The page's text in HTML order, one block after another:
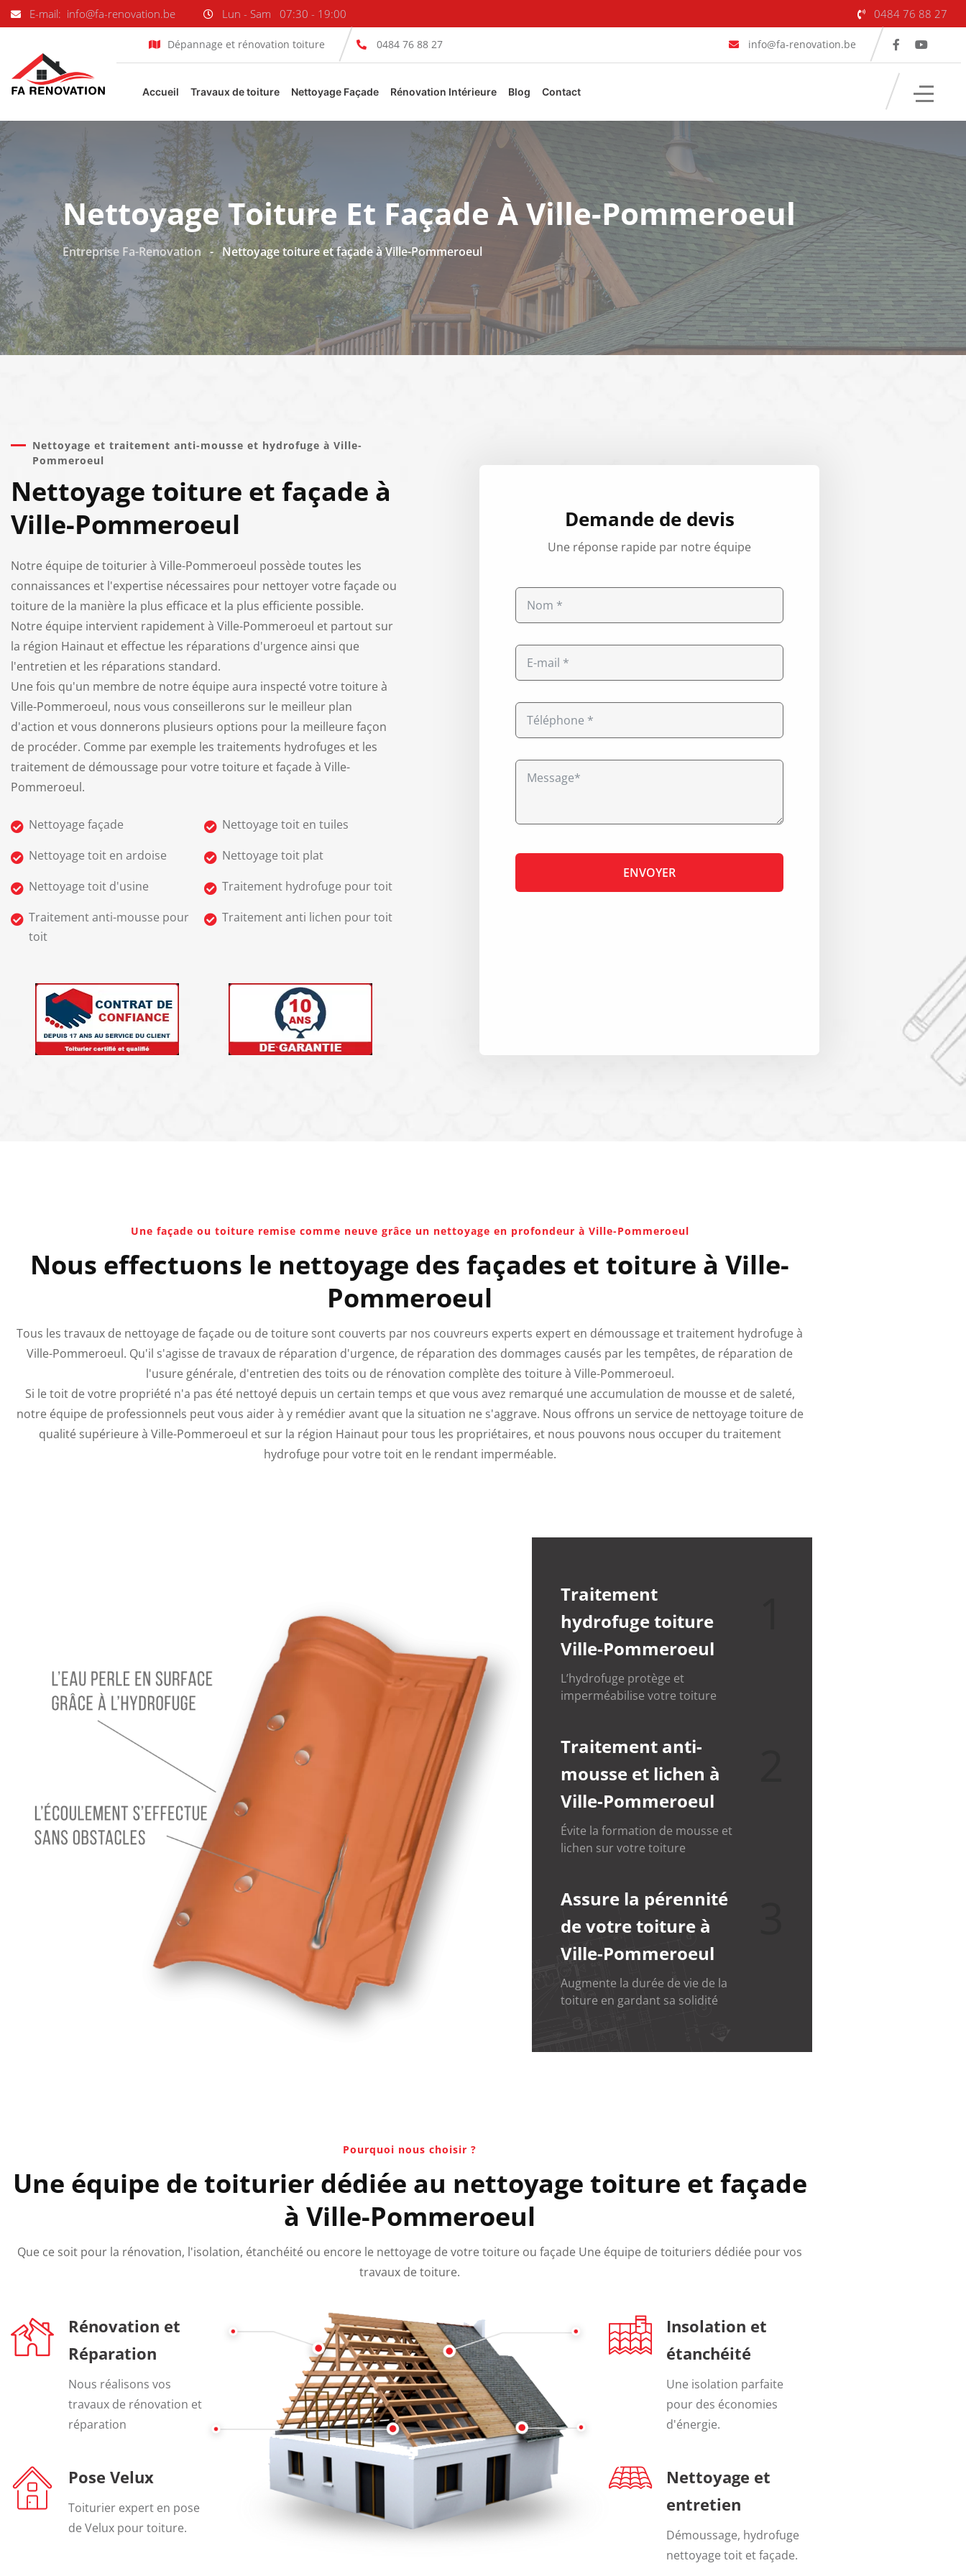
E-mail: info@fa-renovation.be Lun - Sam 07:30 - 19:00 0484 76 88 27
Dépannage et rénovation toiture 0484 76 88 27 info@fa-renovation.be
Accueil Travaux de toiture Nettoyage Façade Rénovation Intérieure Blog Contact
Nettoyage Toiture Et Façade À Ville-Pommeroeul
Entreprise Fa-Renovation - Nettoyage toiture et façade à Ville-Pommeroeul
Nettoyage et traitement anti-mousse et hydrofuge à Ville-
Pommeroeul
Nettoyage toiture et façade à
Ville-Pommeroeul
Notre équipe de toiturier à Ville-Pommeroeul possède toutes les
connaissances et l'expertise nécessaires pour nettoyer votre façade ou
toiture de la manière la plus efficace et la plus efficiente possible.
Notre équipe intervient rapidement à Ville-Pommeroeul et partout sur
la région Hainaut et effectue les réparations d'urgence ainsi que
l'entretien et les réparations standard.
Une fois qu'un membre de notre équipe aura inspecté votre toiture à
Ville-Pommeroeul, nous vous conseillerons sur le meilleur plan
d'action et vous donnerons plusieurs options pour la meilleure façon
de procéder. Comme par exemple les traitements hydrofuges et les
traitement de démoussage pour votre toiture et façade à Ville-
Pommeroeul.
Nettoyage façade
Nettoyage toit en tuiles
Nettoyage toit en ardoise
Nettoyage toit plat
Nettoyage toit d'usine
Traitement hydrofuge pour toit
Traitement anti-mousse pour
toit
Traitement anti lichen pour toit
Demande de devis
Une réponse rapide par notre équipe
Une façade ou toiture remise comme neuve grâce un nettoyage en profondeur à Ville-Pommeroeul
Nous effectuons le nettoyage des façades et toiture à Ville-
Pommeroeul
Tous les travaux de nettoyage de façade ou de toiture sont couverts par nos couvreurs experts expert en démoussage et traitement hydrofuge à
Ville-Pommeroeul. Qu'il s'agisse de travaux de réparation d'urgence, de réparation des dommages causés par les tempêtes, de réparation de
l'usure générale, d'entretien des toits ou de rénovation complète des toiture à Ville-Pommeroeul.
Si le toit de votre propriété n'a pas été nettoyé depuis un certain temps et que vous avez remarqué une accumulation de mousse et de saleté,
notre équipe de professionnels peut vous aider à y remédier avant que la situation ne s'aggrave. Nous offrons un service de nettoyage toiture de
qualité supérieure à Ville-Pommeroeul et sur la région Hainaut pour tous les propriétaires, et nous pouvons nous occuper du traitement
hydrofuge pour votre toit en le rendant imperméable.
Traitement
hydrofuge toiture
Ville-Pommeroeul
L’hydrofuge protège et
imperméabilise votre toiture
Traitement anti-
mousse et lichen à
Ville-Pommeroeul
Évite la formation de mousse et
lichen sur votre toiture
Assure la pérennité
de votre toiture à
Ville-Pommeroeul
Augmente la durée de vie de la
toiture en gardant sa solidité
Pourquoi nous choisir ?
Une équipe de toiturier dédiée au nettoyage toiture et façade
à Ville-Pommeroeul
Que ce soit pour la rénovation, l'isolation, étanchéité ou encore le nettoyage de votre toiture ou façade Une équipe de toituriers dédiée pour vos
travaux de toiture.
Rénovation et
Réparation
Nous réalisons vos
travaux de rénovation et
réparation
Pose Velux
Toiturier expert en pose
de Velux pour toiture.
Insolation et
étanchéité
Une isolation parfaite
pour des économies
d'énergie.
Nettoyage et
entretien
Démoussage, hydrofuge
nettoyage toit et façade.